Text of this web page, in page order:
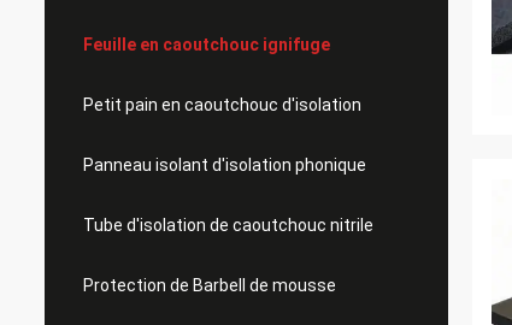
Feuille en caoutchouc ignifuge
Petit pain en caoutchouc d'isolation
Panneau isolant d'isolation phonique
Tube d'isolation de caoutchouc nitrile
Protection de Barbell de mousse